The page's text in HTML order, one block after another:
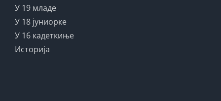
У 19 младе
У 18 јуниорке
У 16 кадеткиње
Историја